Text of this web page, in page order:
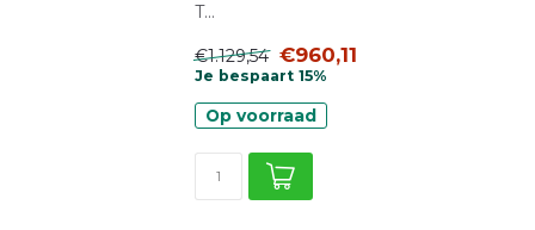
T...
€1.129,54 €960,11
Je bespaart 15%
Op voorraad